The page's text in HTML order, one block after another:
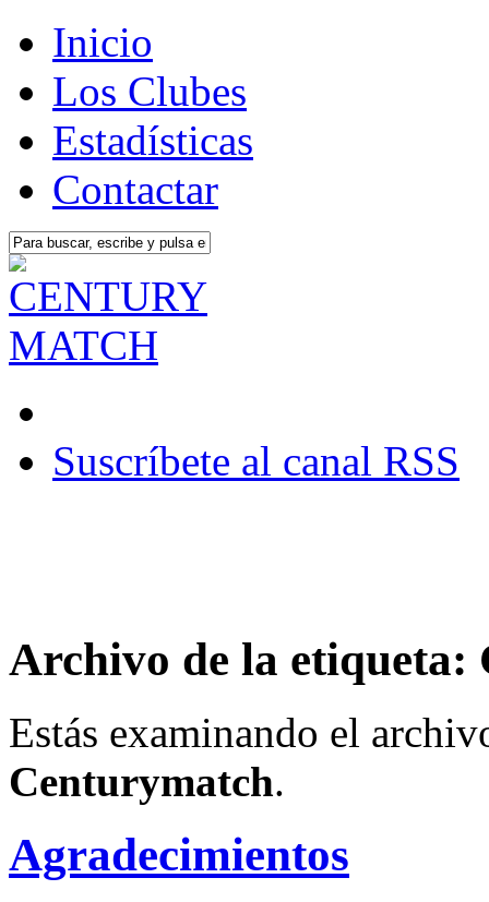
Inicio
Los Clubes
Estadísticas
Contactar
Suscríbete al canal RSS
Archivo de la etiqueta:
Estás examinando el
Centurymatch.
Agradecimientos